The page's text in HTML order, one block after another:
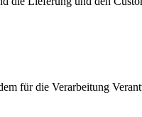
für die Verarbeitung